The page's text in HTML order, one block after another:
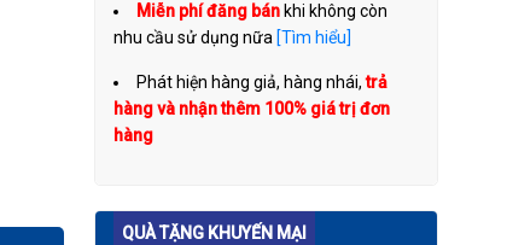
Miễn phí đăng bán khi không còn
nhu cầu sử dụng nữa [Tìm hiểu]
Phát hiện hàng giả, hàng nhái,trả
hàng và nhận thêm 100% giá trị đơn
hàng
QUÀ TẶNG KHUYẾN MẠI